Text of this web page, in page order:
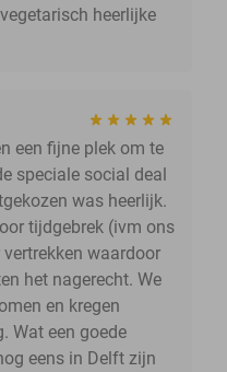
heerlijke
een fijne plek om te
speciale social deal
was heerlijk.
tijdgebrek (ivm ons
waardoor
het nagerecht. We
en kregen
Wat een goede
eens in Delft zijn